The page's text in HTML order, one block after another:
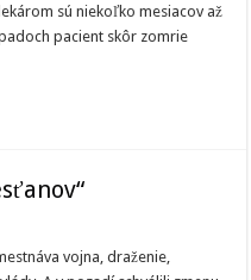
sú niekoľko mesiacov až
pacient skôr zomrie
vojna, draženie,